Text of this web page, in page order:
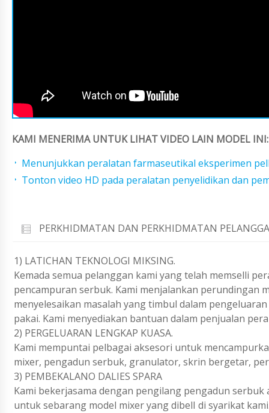
KAMI MENERIMA UNTUK LIHAT VIDEO LAIN MODEL INI:
Menunjukkan peralatan farmaseutikal eksperimen
Tonton video HD pada peralatan penyelidikan dan
PERKHIDMATAN DAN PERKHIDMATAN
1) LATICHAN TEKNOLOGI MIKSING.
Kemada semua pelanggan kami yang telah memselli
pencampuran serbuk. Kami menjalankan perundingan
menyelesaikan masalah yang timbul dalam
pakai. Kami menyediakan bantuan dalam penjualan
2) PERGELUARAN LENGKAP KUASA.
Kami mempuntai pelbagai aksesori untuk
mixer, pengadun serbuk, granulator, skrin bergetar,
3) PEMBEKALANO DALIES SPARA
Kami bekerjasama dengan pengilang pengadun
untuk sebarang model mixer yang dibelI di syarikat